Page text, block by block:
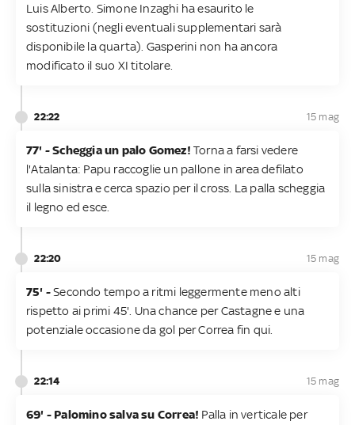
Luis Alberto. Simone Inzaghi ha esaurito le
sostituzioni (negli eventuali supplementari sarà
disponibile la quarta). Gasperini non ha ancora
modificato il suo XI titolare.
22:22 15 mag
77' - Scheggia un palo Gomez! Torna a farsi vedere
l'Atalanta: Papu raccoglie un pallone in area defilato
sulla sinistra e cerca spazio per il cross. La palla scheggia
il legno ed esce.
22:20 15 mag
75' -Secondo tempo a ritmi leggermente meno alti
rispetto ai primi 45'. Una chance per Castagne e una
potenziale occasione da gol per Correa fin qui.
22:14 15 mag
69' - Palomino salva su Correa! Palla in verticale per